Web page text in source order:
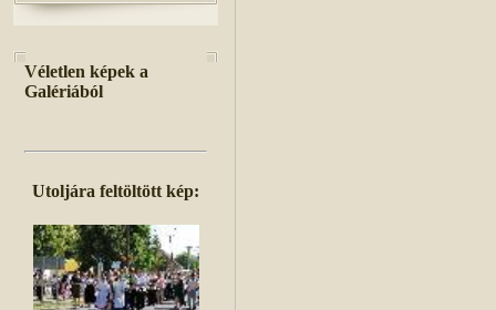
Véletlen képek a
Galériából
Utoljára feltöltött kép: